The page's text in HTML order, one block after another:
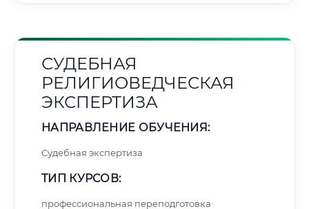
СУДЕБНАЯ
РЕЛИГИОВЕДЧЕСКАЯ
ЭКСПЕРТИЗА
НАПРАВЛЕНИЕ ОБУЧЕНИЯ:
Судебная экспертиза
ТИП КУРСОВ:
профессиональная переподготовка